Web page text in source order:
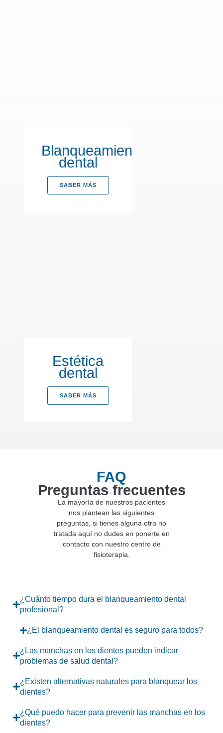
Blanqueamiento
dental
SABER MÁS
Estética
dental
SABER MÁS
FAQ
Preguntas frecuentes
La mayoría de nuestros pacientes
nos plantean las siguientes
preguntas, si tienes alguna otra no
tratada aquí no dudes en ponerte en
contacto con nuestro centro de
fisioterapia.
¿Cuánto tiempo dura el blanqueamiento dental
profesional?
¿El blanqueamiento dental es seguro para todos?
¿Las manchas en los dientes pueden indicar
problemas de salud dental?
¿Existen alternativas naturales para blanquear los
dientes?
¿Qué puedo hacer para prevenir las manchas en los
dientes?